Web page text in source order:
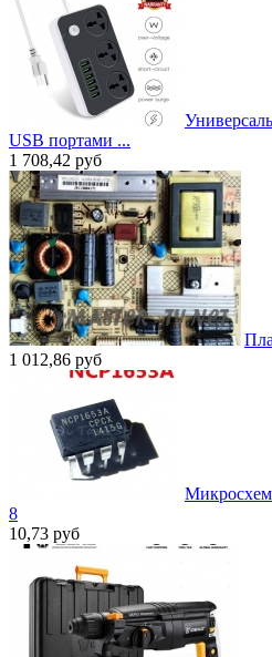
USB портами ...
1 708,42 руб
1 012,86 руб
8
10,73 руб